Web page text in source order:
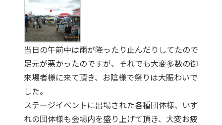
当日の午前中は雨が降ったり止んだりしてたので
足元が悪かったのですが、それでも大変多数の御
来場者様に来て頂き、お陰様で祭りは大賑わいで
した。
ステージイベントに出場された各種団体様、いず
れの団体様も会場内を盛り上げて頂き、大変お疲